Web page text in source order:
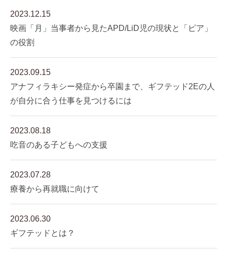
2023.12.15
映画「月」当事者から見たAPD/LiD児の現状と「ピア」
の役割
2023.09.15
アナフィラキシー発症から卒園まで、ギフテッド2Eの人
が自分に合う仕事を見つけるには
2023.08.18
吃音のある子どもへの支援
2023.07.28
療養から再就職に向けて
2023.06.30
ギフテッドとは？